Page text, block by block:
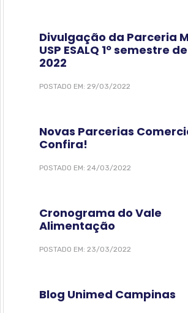
Divulgação da Parceria
USP ESALQ 1º semestre de
2022
POSTADO EM: 29/03/2022
Novas Parcerias
Confira!
POSTADO EM: 24/03/2022
Cronograma do Vale
Alimentação
POSTADO EM: 23/03/2022
Blog Unimed Campinas